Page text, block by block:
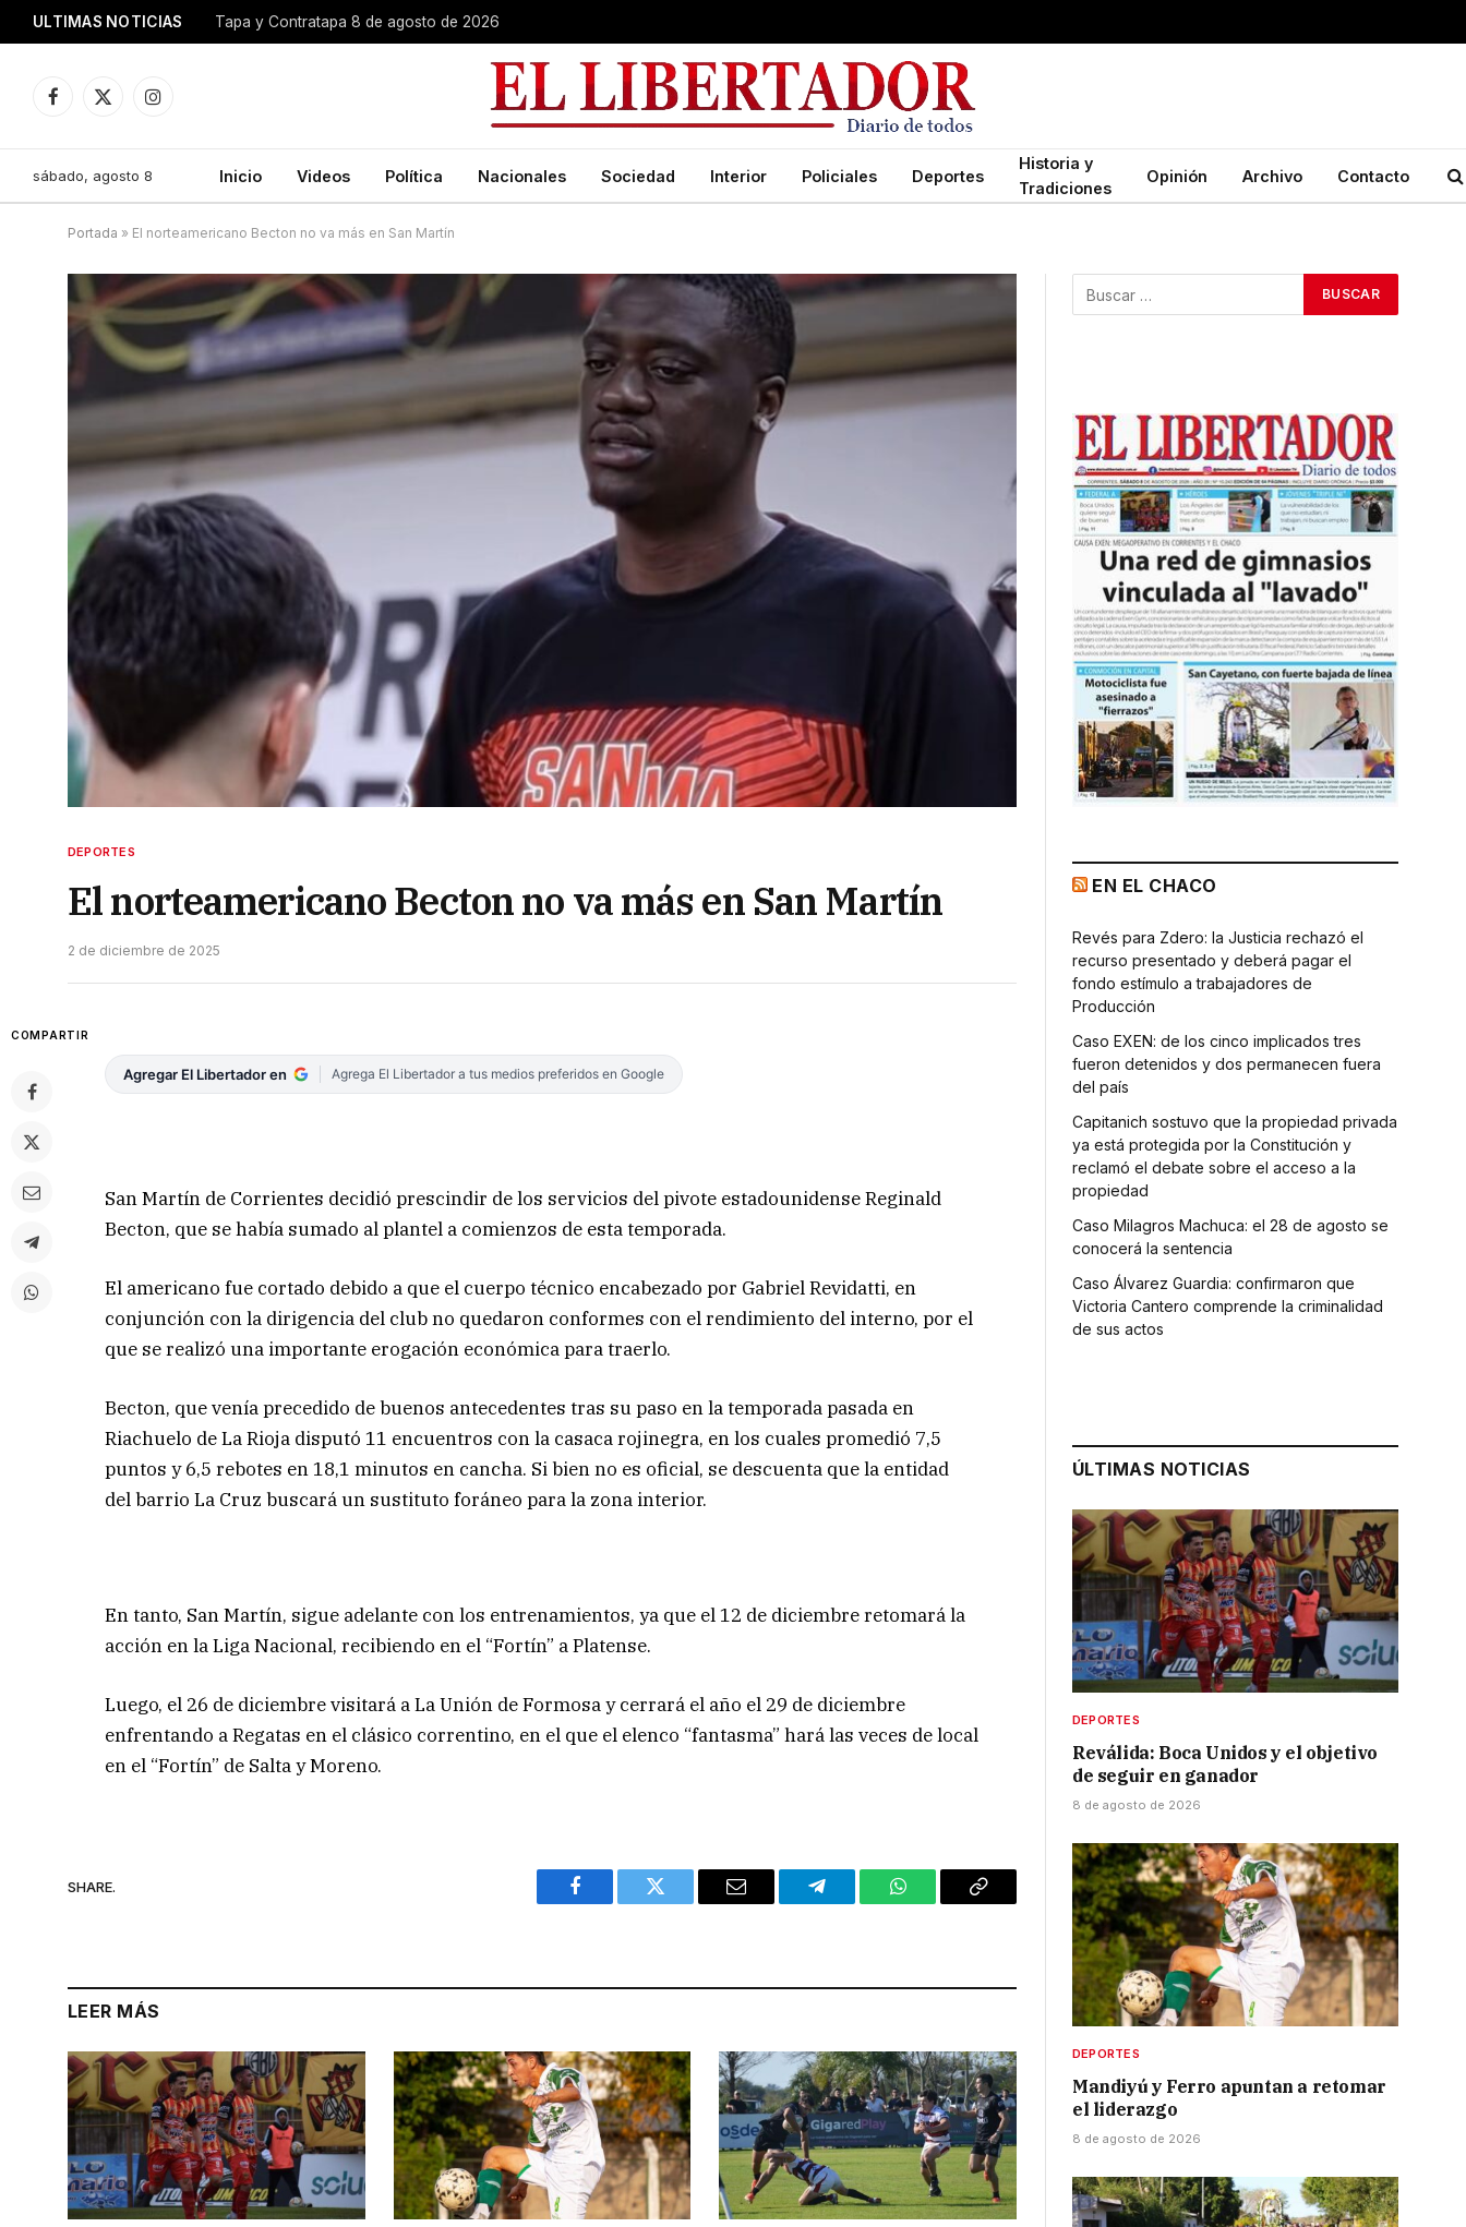
ULTIMAS NOTICIAS Tapa y Contratapa 8 de agosto de 2026
Facebook
X
Instagram
sábado, agosto 8 Inicio Videos Política Nacionales Sociedad Interior Policiales Deportes
Historia y
Tradiciones
Opinión Archivo Contacto
Portada » El norteamericano Becton no va más en San Martín
DEPORTES
El norteamericano Becton no va más en San Martín
2 de diciembre de 2025
COMPARTIR
Agregar El Libertador en Agrega El Libertador a tus medios preferidos en Google
San Martín de Corrientes decidió prescindir de los servicios del pivote estadounidense Reginald
Becton, que se había sumado al plantel a comienzos de esta temporada.
El americano fue cortado debido a que el cuerpo técnico encabezado por Gabriel Revidatti, en
conjunción con la dirigencia del club no quedaron conformes con el rendimiento del interno, por el
que se realizó una importante erogación económica para traerlo.
Becton, que venía precedido de buenos antecedentes tras su paso en la temporada pasada en
Riachuelo de La Rioja disputó 11 encuentros con la casaca rojinegra, en los cuales promedió 7,5
puntos y 6,5 rebotes en 18,1 minutos en cancha. Si bien no es oficial, se descuenta que la entidad
del barrio La Cruz buscará un sustituto foráneo para la zona interior.
En tanto, San Martín, sigue adelante con los entrenamientos, ya que el 12 de diciembre retomará la
acción en la Liga Nacional, recibiendo en el “Fortín” a Platense.
Luego, el 26 de diciembre visitará a La Unión de Formosa y cerrará el año el 29 de diciembre
enfrentando a Regatas en el clásico correntino, en el que el elenco “fantasma” hará las veces de local
en el “Fortín” de Salta y Moreno.
SHARE.
Facebook Twitter Email Telegram WhatsAppCopy
LEER MÁS
EN EL CHACO
Revés para Zdero: la Justicia rechazó el
recurso presentado y deberá pagar el
fondo estímulo a trabajadores de
Producción
Caso EXEN: de los cinco implicados tres
fueron detenidos y dos permanecen fuera
del país
Capitanich sostuvo que la propiedad privada
ya está protegida por la Constitución y
reclamó el debate sobre el acceso a la
propiedad
Caso Milagros Machuca: el 28 de agosto se
conocerá la sentencia
Caso Álvarez Guardia: confirmaron que
Victoria Cantero comprende la criminalidad
de sus actos
ÚLTIMAS NOTICIAS
DEPORTES
Reválida: Boca Unidos y el objetivo
de seguir en ganador
8 de agosto de 2026
DEPORTES
Mandiyú y Ferro apuntan a retomar
el liderazgo
8 de agosto de 2026